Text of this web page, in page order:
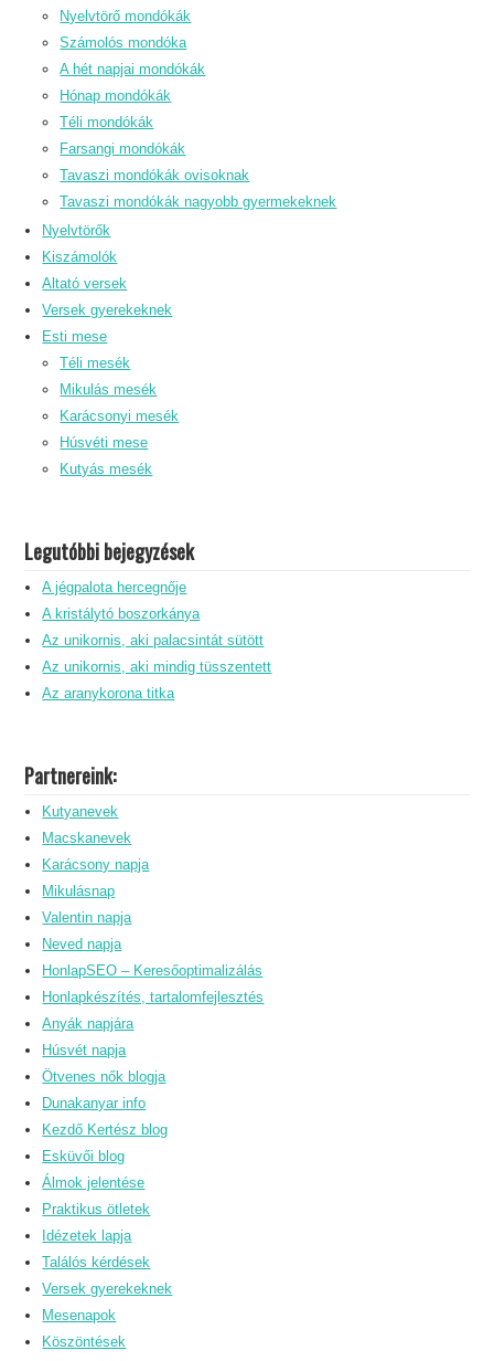
Nyelvtörő mondókák
Számolós mondóka
A hét napjai mondókák
Hónap mondókák
Téli mondókák
Farsangi mondókák
Tavaszi mondókák ovisoknak
Tavaszi mondókák nagyobb gyermekeknek
Nyelvtörők
Kiszámolók
Altató versek
Versek gyerekeknek
Esti mese
Téli mesék
Mikulás mesék
Karácsonyi mesék
Húsvéti mese
Kutyás mesék
Legutóbbi bejegyzések
A jégpalota hercegnője
A kristálytó boszorkánya
Az unikornis, aki palacsintát sütött
Az unikornis, aki mindig tüsszentett
Az aranykorona titka
Partnereink:
Kutyanevek
Macskanevek
Karácsony napja
Mikulásnap
Valentin napja
Neved napja
HonlapSEO – Keresőoptimalizálás
Honlapkészítés, tartalomfejlesztés
Anyák napjára
Húsvét napja
Ötvenes nők blogja
Dunakanyar info
Kezdő Kertész blog
Esküvői blog
Álmok jelentése
Praktikus ötletek
Idézetek lapja
Találós kérdések
Versek gyerekeknek
Mesenapok
Köszöntések